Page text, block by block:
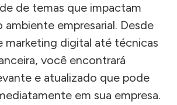
de temas que impactam
empresarial. Desde
marketing digital até técnicas
você encontrará
e atualizado que pode
em sua empresa.